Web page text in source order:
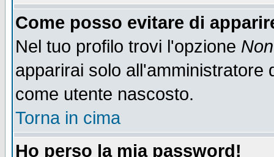
Come posso evitare di
Nel tuo profilo trovi l'opzione
apparirai solo all'amministratore
come utente nascosto.
Torna in cima
Ho perso la mia password!